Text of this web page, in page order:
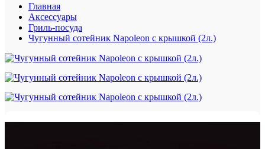
Главная
Аксессуары
Гриль-посуда
Чугунный сотейник Napoleon с крышкой (2л.)